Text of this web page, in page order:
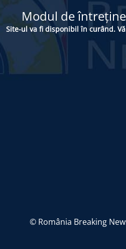
Modul de
Site-ul va fi disponibil în curând.
© România Breaking